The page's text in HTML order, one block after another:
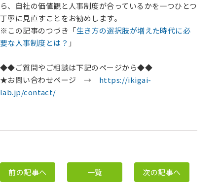
ら、自社の価値観と人事制度が合っているかを一つひとつ
丁寧に見直すことをお勧めします。
※この記事のつづき「生き方の選択肢が増えた時代に必
要な人事制度とは？ 」
◆◆ご質問やご相談は下記のページから◆◆
★お問い合わせページ → https://ikigai-
lab.jp/contact/
前の記事へ 一覧 次の記事へ